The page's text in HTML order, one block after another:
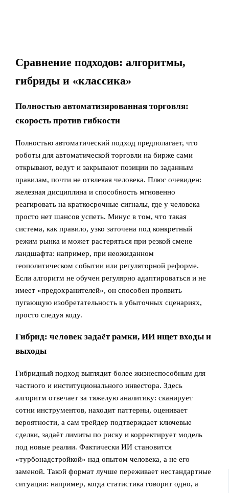
Сравнение подходов: алгоритмы,
гибриды и «классика»
Полностью автоматизированная торговля:
скорость против гибкости
Полностью автоматический подход предполагает, что
роботы для автоматической торговли на бирже сами
открывают, ведут и закрывают позиции по заданным
правилам, почти не отвлекая человека. Плюс очевиден:
железная дисциплина и способность мгновенно
реагировать на краткосрочные сигналы, где у человека
просто нет шансов успеть. Минус в том, что такая
система, как правило, узко заточена под конкретный
режим рынка и может растеряться при резкой смене
ландшафта: например, при неожиданном
геополитическом событии или регуляторной реформе.
Если алгоритм не обучен регулярно адаптироваться и не
имеет «предохранителей», он способен проявить
пугающую изобретательность в убыточных сценариях,
просто следуя коду.
Гибрид: человек задаёт рамки, ИИ ищет входы и
выходы
Гибридный подход выглядит более жизнеспособным для
частного и институционального инвестора. Здесь
алгоритм отвечает за тяжелую аналитику: сканирует
сотни инструментов, находит паттерны, оценивает
вероятности, а сам трейдер подтверждает ключевые
сделки, задаёт лимиты по риску и корректирует модель
под новые реалии. Фактически ИИ становится
«турбонадстройкой» над опытом человека, а не его
заменой. Такой формат лучше переживает нестандартные
ситуации: например, когда статистика говорит одно, а